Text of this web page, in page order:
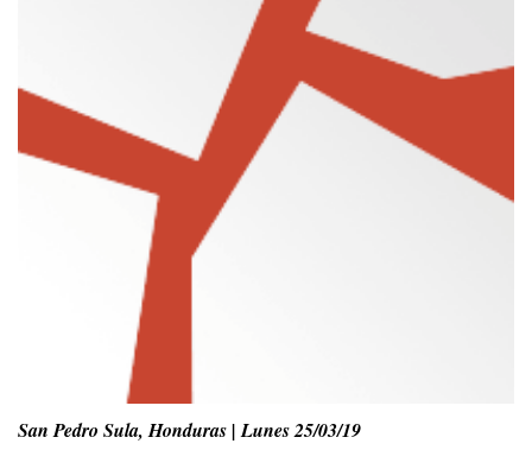
San Pedro Sula, Honduras | Lunes 25/03/19